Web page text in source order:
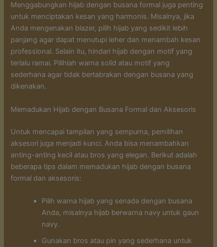
Menggabungkan hijab dengan busana formal juga penting
untuk menciptakan kesan yang harmonis. Misalnya, jika
Anda mengenakan blazer, pilih hijab yang sedikit lebih
panjang agar dapat menutupi leher dan menambah kesan
professional. Selain itu, hindari hijab dengan motif yang
terlalu ramai. Pilihlah warna solid atau motif yang
sederhana agar tidak bertabrakan dengan busana yang
dikenakan.
Memadukan Hijab dengan Busana Formal dan Aksesoris
Untuk mencapai tampilan yang sempurna, pemilihan
aksesori juga menjadi kunci. Anda bisa menambahkan
anting-anting kecil atau bros yang elegan. Berikut adalah
beberapa tips dalam memadukan hijab dengan busana
formal dan aksesoris:
Pilih warna hijab yang senada dengan busana
Anda, misalnya hijab berwarna navy untuk gaun
navy.
Gunakan bros atau pin yang sederhana untuk